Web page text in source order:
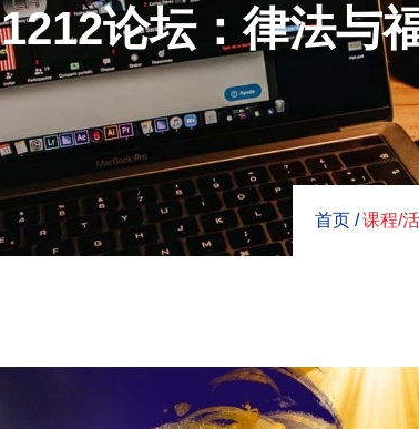
1212论坛：律法与
首页 / 课程/